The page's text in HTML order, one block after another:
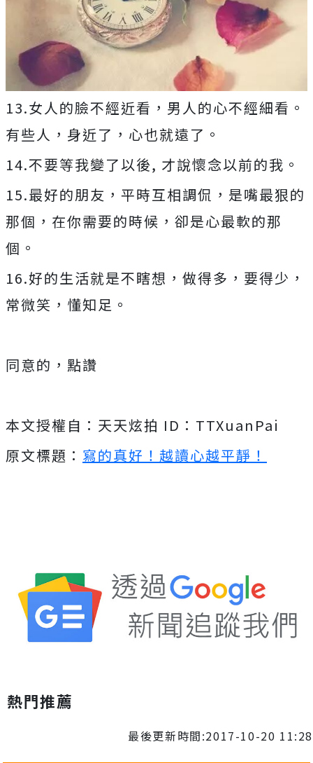
13.女人的臉不經近看，男人的心不經細看。
有些人，身近了，心也就遠了。
14.不要等我變了以後, 才說懷念以前的我。
15.最好的朋友，平時互相調侃，是嘴最狠的
那個，在你需要的時候，卻是心最軟的那
個。
16.好的生活就是不瞎想，做得多，要得少，
常微笑，懂知足。
同意的，點讚
本文授權自：天天炫拍 ID：TTXuanPai
原文標題： 寫的真好！越讀心越平靜！
熱門推薦
最後更新時間:2017-10-20 11:28